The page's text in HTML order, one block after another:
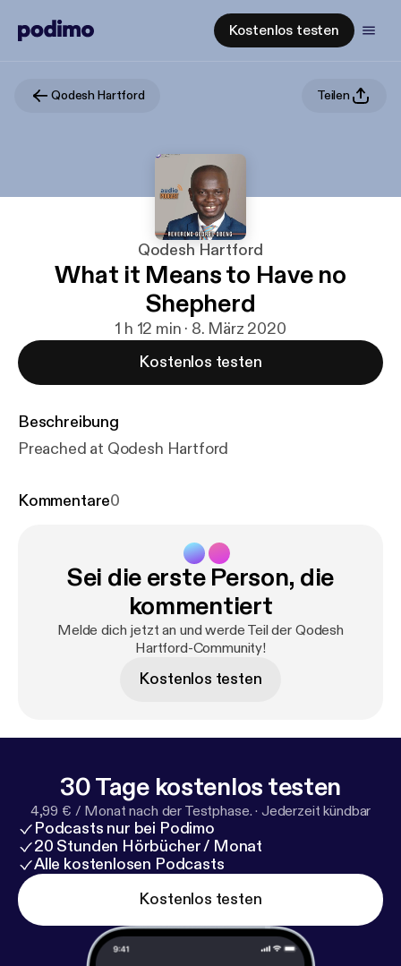
Kostenlos testen
Qodesh Hartford Teilen
Qodesh Hartford
What it Means to Have no
Shepherd
1 h 12 min · 8. März 2020
Kostenlos testen
Beschreibung
Preached at Qodesh Hartford
Kommentare0
Sei die erste Person, die
kommentiert
Melde dich jetzt an und werde Teil der Qodesh
Hartford-Community!
Kostenlos testen
30 Tage kostenlos testen
4,99 € / Monat nach der Testphase. · Jederzeit kündbar
Podcasts nur bei Podimo
20 Stunden Hörbücher / Monat
Alle kostenlosen Podcasts
Kostenlos testen